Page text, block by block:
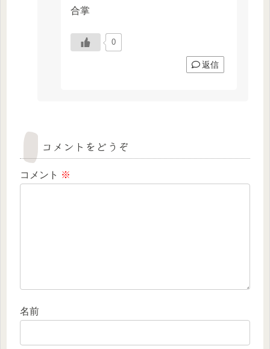
合掌
0
返信
コメントをどうぞ
コメント ※
名前